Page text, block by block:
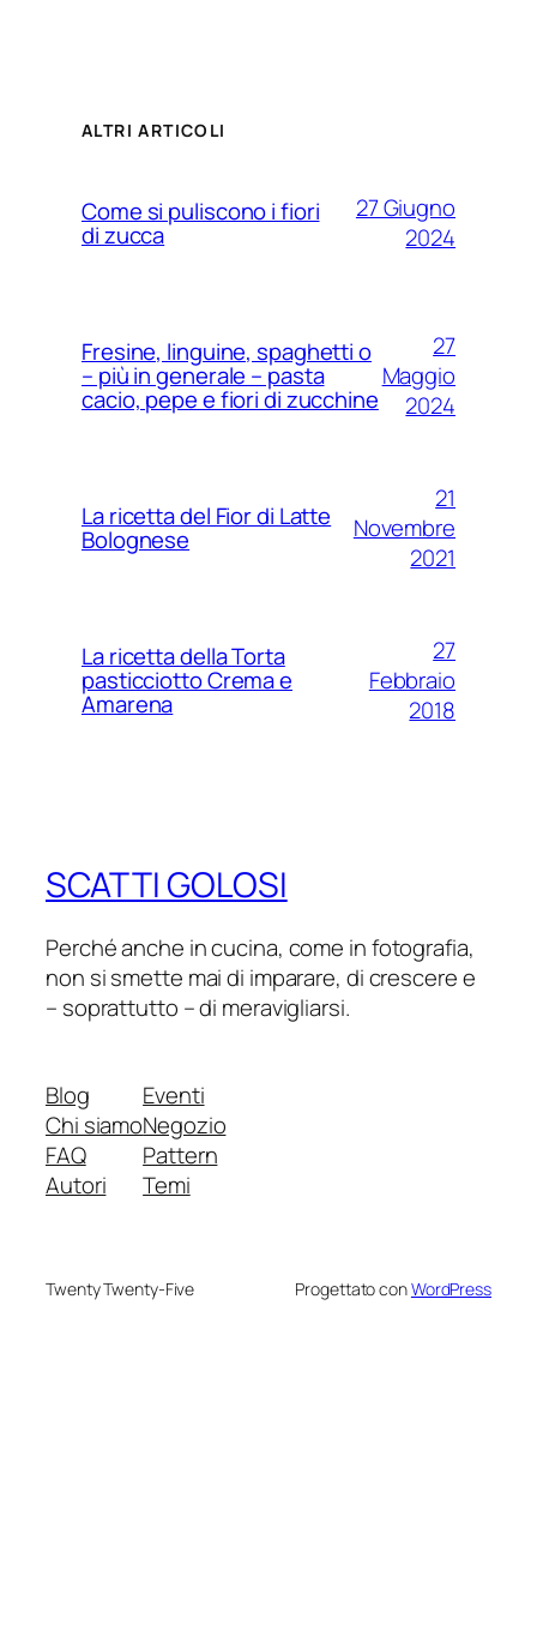
ALTRI ARTICOLI
Come si puliscono i fiori
di zucca
27 Giugno
2024
Fresine, linguine, spaghetti o
– più in generale – pasta
cacio, pepe e fiori di zucchine
27
Maggio
2024
La ricetta del Fior di Latte
Bolognese
21
Novembre
2021
La ricetta della Torta
pasticciotto Crema e
Amarena
27
Febbraio
2018
SCATTI GOLOSI
Perché anche in cucina, come in fotografia,
non si smette mai di imparare, di crescere e
– soprattutto – di meravigliarsi.
Blog
Chi siamo
FAQ
Autori
Eventi
Negozio
Pattern
Temi
Twenty Twenty-Five Progettato conWordPress